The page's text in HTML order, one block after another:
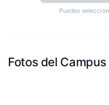
Puedes
Fotos del Campus